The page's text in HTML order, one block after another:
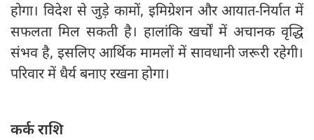
होगा। विदेश से जुड़े कामों, इमिग्रेशन और आयात-निर्यात में
सफलता मिल सकती है। हालांकि खर्चों में अचानक वृद्धि
संभव है, इसलिए आर्थिक मामलों में सावधानी जरूरी रहेगी।
परिवार में धैर्य बनाए रखना होगा।
कर्क राशि